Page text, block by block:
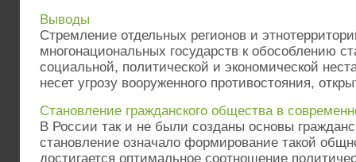
Выводы
Стремление отдельных регионов и
многонациональных государств к обособлению
социальной, политической и экономической
несет угрозу вооруженного противостояния,
Становление гражданского общества в
В России так и не были созданы основы
становление означало формирование такой
достигается оптимальное соотношение